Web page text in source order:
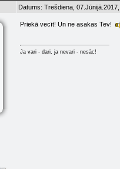
Datums: Trešdiena,
Priekā vecīt! Un ne asakas Tev!
Ja vari - dari, ja nevari - nesāc!